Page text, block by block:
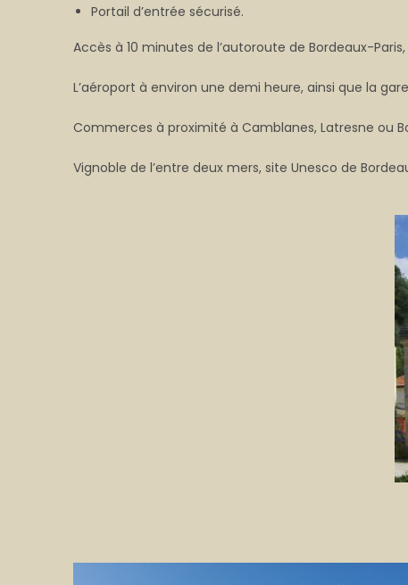
Portail d’entrée sécurisé.
Accès à 10 minutes de l’autoroute de Bordeaux-
L’aéroport à environ une demi heure, ainsi que la
Commerces à proximité à Camblanes, Latresne ou
Vignoble de l’entre deux mers, site Unesco de